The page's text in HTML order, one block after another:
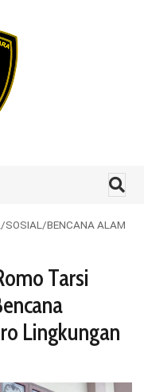
/SOSIAL /BENCANA ALAM
Tarsi
Lingkungan